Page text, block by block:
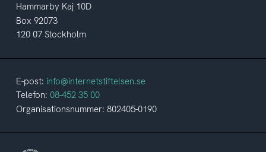
Hammarby Kaj 10D
Box 92073
120 07 Stockholm
E-post: info@internetstiftelsen.se
Telefon: 08-452 35 00
Organisationsnummer: 802405-0190